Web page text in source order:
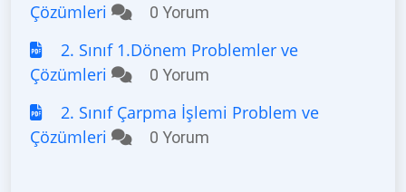
Çözümleri
0 Yorum
2. Sınıf 1.Dönem Problemler ve
Çözümleri
0 Yorum
2. Sınıf Çarpma İşlemi Problem ve
Çözümleri
0 Yorum